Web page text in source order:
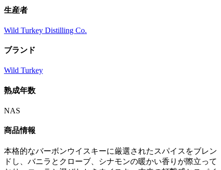
生産者
Wild Turkey Distilling Co.
ブランド
Wild Turkey
熟成年数
NAS
商品情報
本格的なバーボンウイスキーに厳選されたスパイスをブレン
ドし、バニラとクローブ、シナモンの暖かい香りが際立って